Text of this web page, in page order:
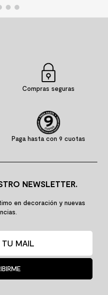
Compras seguras
Paga hasta con 9 cuotas
NEWSLETTER.
en decoración y nuevas